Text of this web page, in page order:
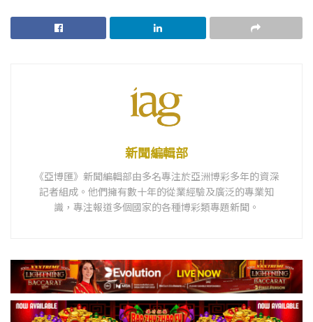
新聞編輯部
《亞博匯》新聞編輯部由多名專注於亞洲博彩多年的資深
記者組成。他們擁有數十年的從業經驗及廣泛的專業知
識，專注報道多個國家的各種博彩類專題新聞。